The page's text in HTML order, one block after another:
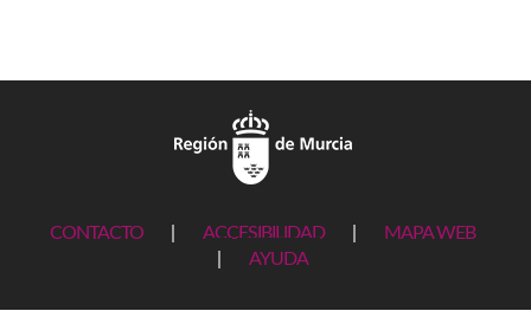
CONTACTO ACCESIBILIDAD
MAPA WEB
AYUDA